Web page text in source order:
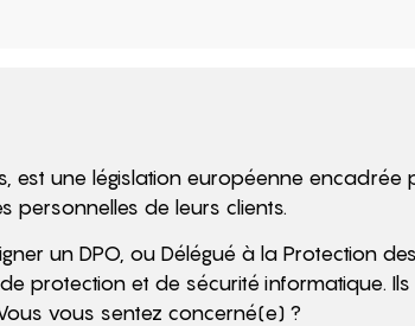
est une législation européenne encadrée
personnelles de leurs clients.
un DPO, ou Délégué à la Protection
protection et de sécurité informatique.
vous sentez concerné(e) ?